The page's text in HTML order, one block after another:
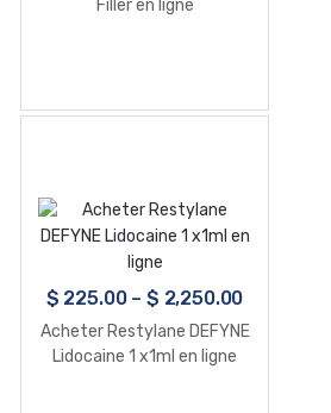
Filler en ligne
$ 225.00– $ 2,250.00
Acheter Restylane DEFYNE
Lidocaine 1 x1ml en ligne